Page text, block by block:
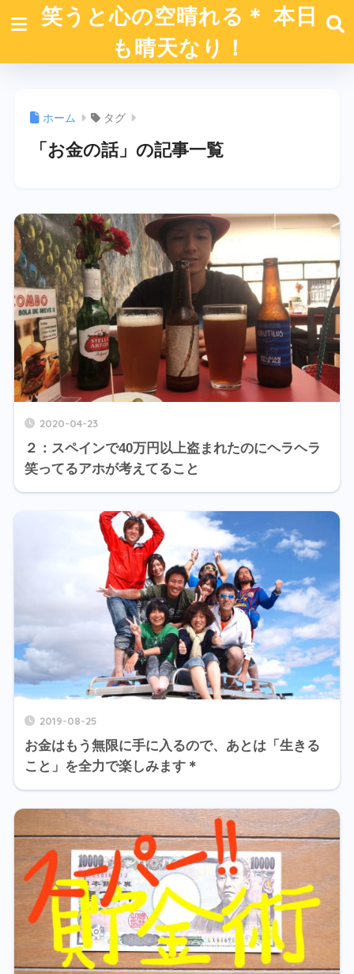
笑うと心の空晴れる＊ 本日
も晴天なり！
ホーム タグ
「お金の話」の記事一覧
2020-04-23
２：スペインで40万円以上盗まれたのにヘラヘラ
笑ってるアホが考えてること
2019-08-25
お金はもう無限に手に入るので、あとは「生きる
こと」を全力で楽しみます＊